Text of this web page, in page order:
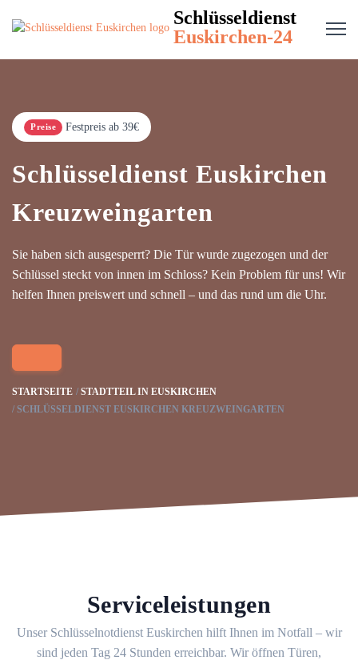
Schlüsseldienst
Euskirchen-24
Preise Festpreis ab 39€
Schlüsseldienst Euskirchen
Kreuzweingarten
Sie haben sich ausgesperrt? Die Tür wurde zugezogen und der
Schlüssel steckt von innen im Schloss? Kein Problem für uns! Wir
helfen Ihnen preiswert und schnell – und das rund um die Uhr.
STARTSEITE
STADTTEIL IN EUSKIRCHEN
SCHLÜSSELDIENST EUSKIRCHEN KREUZWEINGARTEN
Serviceleistungen
Unser Schlüsselnotdienst Euskirchen hilft Ihnen im Notfall – wir
sind jeden Tag 24 Stunden erreichbar. Wir öffnen Türen,